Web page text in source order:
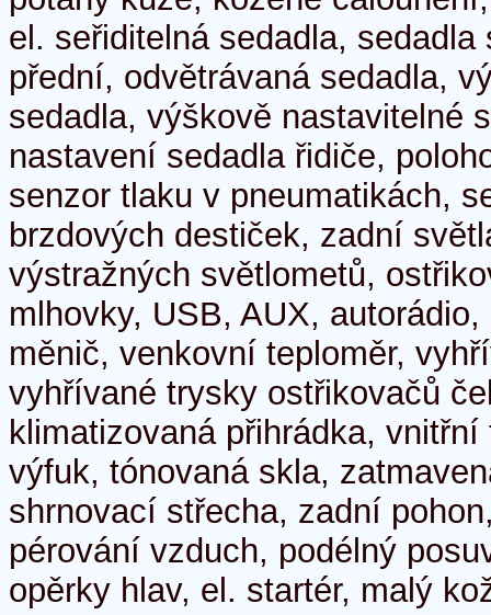
el. seřiditelná sedadla,
přední, odvětrávaná sedadla,
sedadla, výškově nastavitelné
nastavení sedadla řidiče,
senzor tlaku v pneumatikách,
brzdových destiček, zadní
výstražných světlometů,
mlhovky, USB, AUX,
měnič, venkovní teploměr,
vyhřívané trysky ostřikovačů
klimatizovaná přihrádka, vnitřní
výfuk, tónovaná skla,
shrnovací střecha, zadní
pérování vzduch, podélný
opěrky hlav, el. startér, malý